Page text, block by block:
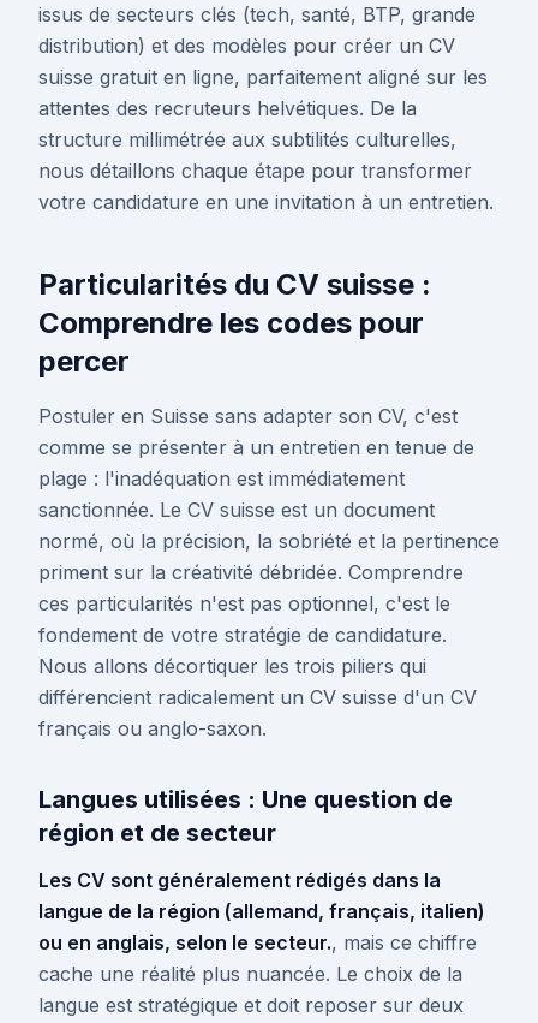
issus de secteurs clés (tech, santé, BTP, grande
distribution) et des modèles pour créer un CV
suisse gratuit en ligne, parfaitement aligné sur les
attentes des recruteurs helvétiques. De la
structure millimétrée aux subtilités culturelles,
nous détaillons chaque étape pour transformer
votre candidature en une invitation à un entretien.
Particularités du CV suisse :
Comprendre les codes pour
percer
Postuler en Suisse sans adapter son CV, c'est
comme se présenter à un entretien en tenue de
plage : l'inadéquation est immédiatement
sanctionnée. Le CV suisse est un document
normé, où la précision, la sobriété et la pertinence
priment sur la créativité débridée. Comprendre
ces particularités n'est pas optionnel, c'est le
fondement de votre stratégie de candidature.
Nous allons décortiquer les trois piliers qui
différencient radicalement un CV suisse d'un CV
français ou anglo-saxon.
Langues utilisées : Une question de
région et de secteur
Les CV sont généralement rédigés dans la
langue de la région (allemand, français, italien)
ou en anglais, selon le secteur., mais ce chiffre
cache une réalité plus nuancée. Le choix de la
langue est stratégique et doit reposer sur deux